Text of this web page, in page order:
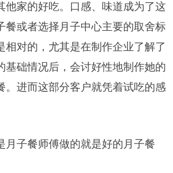
他家的好吃。口感、味道成为了这
餐或者选择月子中心主要的取舍标
相对的，尤其是在制作企业了解了
基础情况后，会讨好性地制作她的
。进而这部分客户就凭着试吃的感
月子餐师傅做的就是好的月子餐